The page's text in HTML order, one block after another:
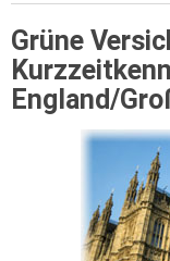
Grüne
England/